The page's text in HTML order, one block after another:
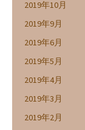
2019年10月
2019年9月
2019年6月
2019年5月
2019年4月
2019年3月
2019年2月